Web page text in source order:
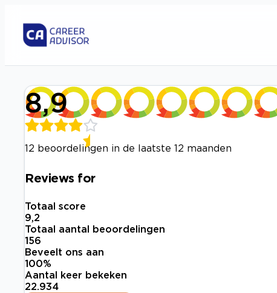
8,9
12 beoordelingen in de laatste 12 maanden
Reviews for
Totaal score
9,2
Totaal aantal beoordelingen
156
Beveelt ons aan
100%
Aantal keer bekeken
22.934